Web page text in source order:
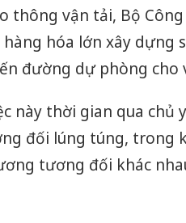
thông vận tải, Bộ
hàng hóa lớn xây dựng
đường dự phòng cho
này thời gian qua
đối lúng túng, trong
tương đối khác